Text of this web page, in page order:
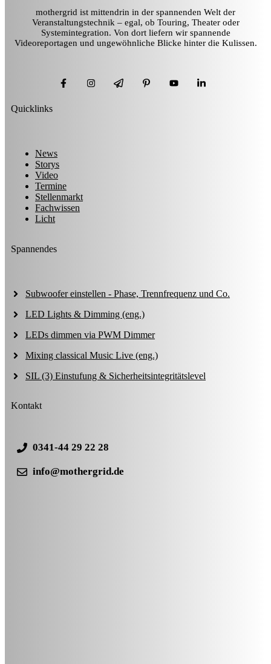
mothergrid ist mittendrin in der spannenden Welt der
Veranstaltungstechnik – egal, ob Touring, Theater oder
Systemintegration. Von dort liefern wir spannende
Videoreportagen und ungewöhnliche Blicke hinter die Kulissen.
Quicklinks
News
Storys
Video
Termine
Stellenmarkt
Fachwissen
Licht
Spannendes
Subwoofer einstellen - Phase, Trennfrequenz und Co.
LED Lights & Dimming (eng.)
LEDs dimmen via PWM Dimmer
Mixing classical Music Live (eng.)
SIL (3) Einstufung & Sicherheitsintegritätslevel
Kontakt
0341-44 29 22 28
info@mothergrid.de